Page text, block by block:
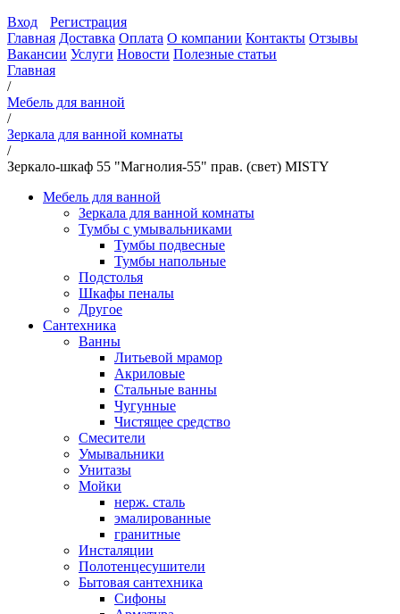
Вход
Регистрация
Главная Доставка Оплата О компании Контакты Отзывы
Вакансии Услуги Новости Полезные статьи
Главная
/
Мебель для ванной
/
Зеркала для ванной комнаты
/
Зеркало-шкаф 55 "Магнолия-55" прав. (свет) MISTY
Мебель для ванной
Зеркала для ванной комнаты
Тумбы с умывальниками
Тумбы подвесные
Тумбы напольные
Подстолья
Шкафы пеналы
Другое
Сантехника
Ванны
Литьевой мрамор
Акриловые
Стальные ванны
Чугунные
Чистящее средство
Смесители
Умывальники
Унитазы
Мойки
нерж. сталь
эмалированные
гранитные
Инсталяции
Полотенцесушители
Бытовая сантехника
Сифоны